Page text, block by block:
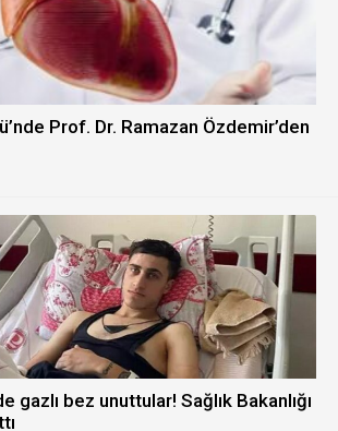
Prof. Dr. Ramazan Özdemir’den
gazlı bez unuttular! Sağlık Bakanlığı